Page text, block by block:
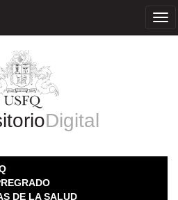
Digital
DE LA SALUD